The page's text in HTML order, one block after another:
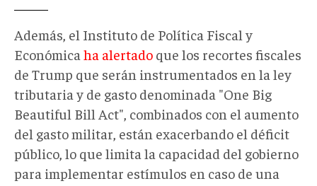
Además, el Instituto de Política Fiscal y
Económica ha alertado que los recortes fiscales
de Trump que serán instrumentados en la ley
tributaria y de gasto denominada "One Big
Beautiful Bill Act", combinados con el aumento
del gasto militar, están exacerbando el déficit
público, lo que limita la capacidad del gobierno
para implementar estímulos en caso de una